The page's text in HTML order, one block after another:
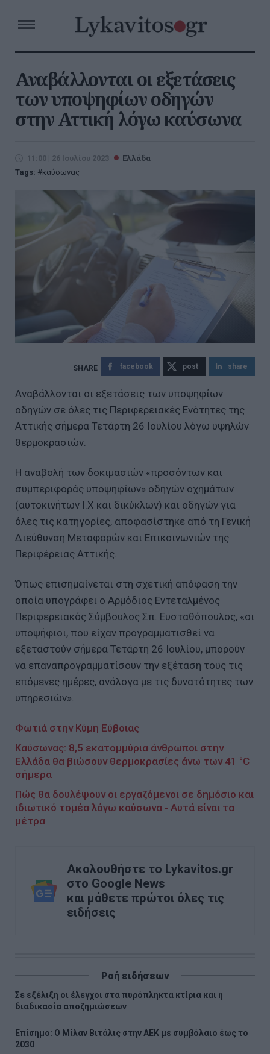
Αναβάλλονται οι εξετάσεις
των υποψηφίων οδηγών
στην Αττική λόγω καύσωνα
11:00 | 26 Ιουλίου 2023
Ελλάδα
Tags:
καύσωνας
facebook post share
Αναβάλλονται οι εξετάσεις των υποψηφίων
οδηγών σε όλες τις Περιφερειακές Ενότητες της
Αττικής σήμερα Τετάρτη 26 Ιουλίου λόγω υψηλών
θερμοκρασιών.
Η αναβολή των δοκιμασιών «προσόντων και
συμπεριφοράς υποψηφίων» οδηγών οχημάτων
(αυτοκινήτων Ι.Χ και δικύκλων) και οδηγών για
όλες τις κατηγορίες, αποφασίστηκε από τη Γενική
Διεύθυνση Μεταφορών και Επικοινωνιών της
Περιφέρειας Αττικής.
Όπως επισημαίνεται στη σχετική απόφαση την
οποία υπογράφει ο Αρμόδιος Εντεταλμένος
Περιφερειακός Σύμβουλος Σπ. Ευσταθόπουλος, «οι
υποψήφιοι, που είχαν προγραμματισθεί να
εξεταστούν σήμερα Τετάρτη 26 Ιουλίου, μπορούν
να επαναπρογραμματίσουν την εξέταση τους τις
επόμενες ημέρες, ανάλογα με τις δυνατότητες των
υπηρεσιών».
Φωτιά στην Κύμη Εύβοιας
Καύσωνας: 8,5 εκατομμύρια άνθρωποι στην
Ελλάδα θα βιώσουν θερμοκρασίες άνω των 41 °C
σήμερα
Πώς θα δουλέψουν οι εργαζόμενοι σε δημόσιο και
ιδιωτικό τομέα λόγω καύσωνα - Αυτά είναι τα
μέτρα
Ακολουθήστε το Lykavitos.gr
στο Google News
και μάθετε πρώτοι όλες τις
ειδήσεις
Ροή ειδήσεων
Σε εξέλιξη οι έλεγχοι στα πυρόπληκτα κτίρια και η
διαδικασία αποζημιώσεων
Επίσημο: Ο Μίλαν Βιτάλις στην ΑΕΚ με συμβόλαιο έως το
2030